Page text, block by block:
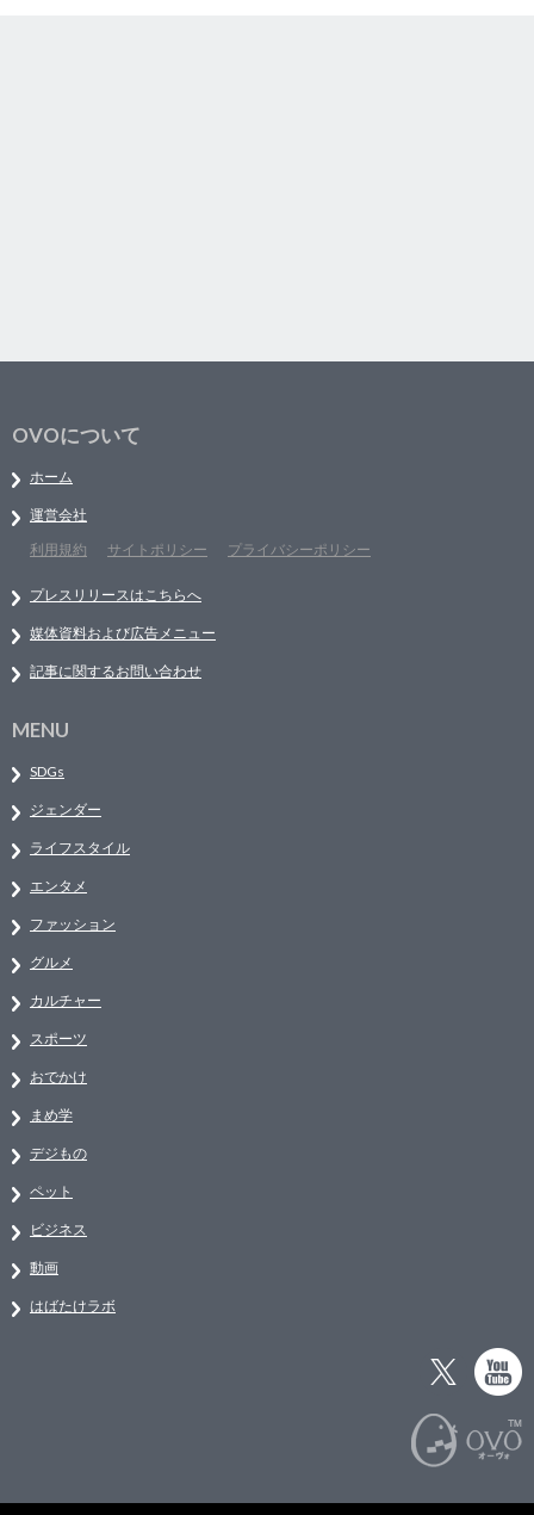
OVOについて
ホーム
運営会社
利用規約
サイトポリシー プライバシーポリシー
プレスリリースはこちらへ
媒体資料および広告メニュー
記事に関するお問い合わせ
MENU
SDGs
ジェンダー
ライフスタイル
エンタメ
ファッション
グルメ
カルチャー
スポーツ
おでかけ
まめ学
デジもの
ペット
ビジネス
動画
はばたけラボ